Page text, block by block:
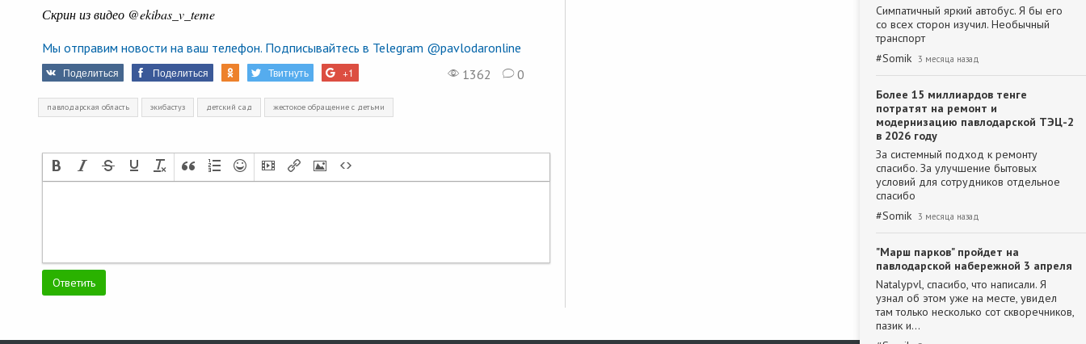
Скрин из видео @ekibas_v_teme
Мы отправим новости на ваш телефон. Подписывайтесь в Telegram @pavlodaronline
Поделиться Поделиться Твитнуть +1 1362 0
павлодарская область экибастуз детский сад жестокое обращение с детьми
Симпатичный яркий автобус. Я бы его
со всех сторон изучил. Необычный
транспорт
#Somik 3 месяца назад
Более 15 миллиардов тенге
потратят на ремонт и
модернизацию павлодарской ТЭЦ-2
в 2026 году
За системный подход к ремонту
спасибо. За улучшение бытовых
условий для сотрудников отдельное
спасибо
#Somik 3 месяца назад
"Марш парков" пройдет на
павлодарской набережной 3 апреля
Natalypvl, спасибо, что написали. Я
узнал об этом уже на месте, увидел
там только несколько сот скворечников,
пазик и…